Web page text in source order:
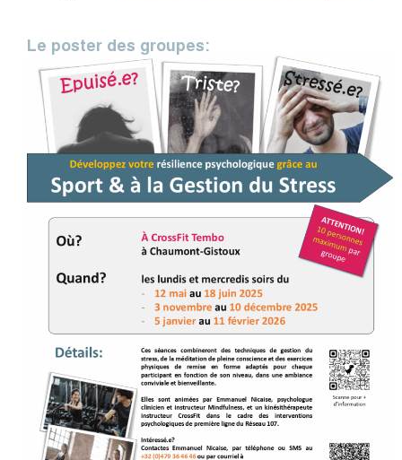
Le poster des groupes: